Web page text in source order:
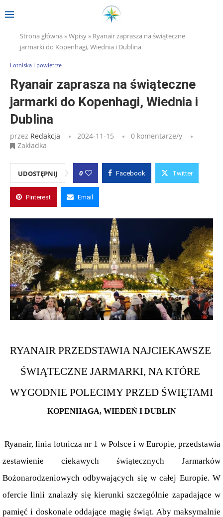
Strona główna »Wpisy» Ryanair zaprasza na świąteczne
jarmarki do Kopenhagi, Wiednia i Dublina
Lotniska i powietrze
Ryanair zaprasza na świąteczne
jarmarki do Kopenhagi, Wiednia i
Dublina
przez Redakcja 2024-11-15
0 komentarze/y
Zakładka
UDOSTĘPNIJ 0 Facebook Twitter
Pinterest Email
RYANAIR PRZEDSTAWIA NAJCIEKAWSZE
ŚWIĄTECZNE JARMARKI, NA KTÓRE
WYGODNIE POLECIMY PRZED ŚWIĘTAMI
KOPENHAGA, WIEDEŃ I DUBLIN
Ryanair, linia lotnicza nr 1 w Polsce i w Europie, przedstawia
zestawienie ciekawych świątecznych Jarmarków
Bożonarodzeniowych odbywających się w całej Europie. W
ofercie linii znalazły się kierunki szczególnie zapadające w
pamięć i doskonale oddające magię świąt. Aby maksymalnie